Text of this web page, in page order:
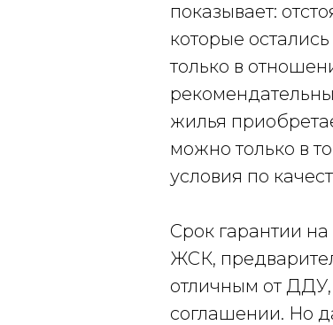
показывает:
которые
только в
жилья
можно только в
условия по
Срок гарантии
ЖСК,
отличным от
соглашении. Но